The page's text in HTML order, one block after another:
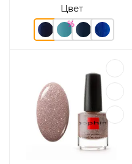
Цвет